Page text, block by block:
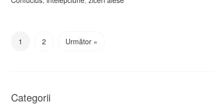
1 2 Următor »
Categorii